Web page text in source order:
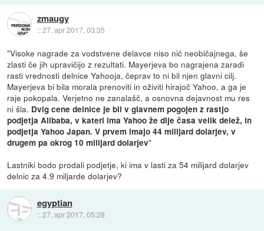
zmaugy
::27. apr 2017, 03:35
"Visoke nagrade za vodstvene delavce niso nič neobičajnega, še
zlasti če jih upravičijo z rezultati. Mayerjeva bo nagrajena zaradi
rasti vrednosti delnice Yahooja, čeprav to ni bil njen glavni cilj.
Mayerjeva bi bila morala prenoviti in oživiti hirajoč Yahoo, a ga je
raje pokopala. Verjetno ne zanalašč, a osnovna dejavnost mu res
ni šla. Dvig cene delnice je bil v glavnem pogojen z rastjo
podjetja Alibaba, v kateri ima Yahoo že dlje časa velik delež, in
podjetja Yahoo Japan. V prvem imajo 44 milijard dolarjev, v
drugem pa okrog 10 milijard dolarjev"
Lastniki bodo prodali podjetje, ki ima v lasti za 54 milijard dolarjev
delnic za 4.9 miljarde dolarjev?
egyptian
::27. apr 2017, 05:28